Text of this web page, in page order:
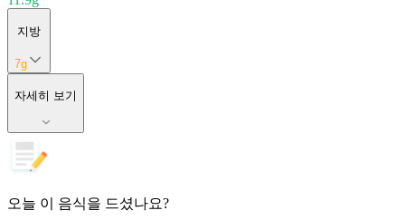
지방
7g
자세히 보기
오늘 이 음식을 드셨나요?